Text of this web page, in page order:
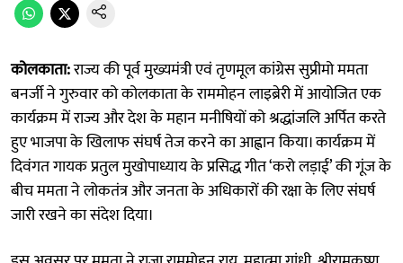
कोलकाता:राज्य की पूर्व मुख्यमंत्री एवं तृणमूल कांग्रेस सुप्रीमो ममता
बनर्जी ने गुरुवार को कोलकाता के राममोहन लाइब्रेरी में आयोजित एक
कार्यक्रम में राज्य और देश के महान मनीषियों को श्रद्धांजलि अर्पित करते
हुए भाजपा के खिलाफ संघर्ष तेज करने का आह्वान किया। कार्यक्रम में
दिवंगत गायक प्रतुल मुखोपाध्याय के प्रसिद्ध गीत ‘करो लड़ाई’ की गूंज के
बीच ममता ने लोकतंत्र और जनता के अधिकारों की रक्षा के लिए संघर्ष
जारी रखने का संदेश दिया।